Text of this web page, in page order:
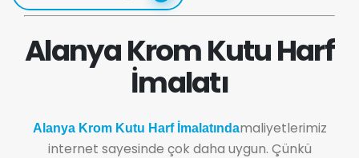
Alanya Krom Kutu Harf
İmalatı
Alanya Krom Kutu Harf İmalatındamaliyetlerimiz
internet sayesinde çok daha uygun. Çünkü